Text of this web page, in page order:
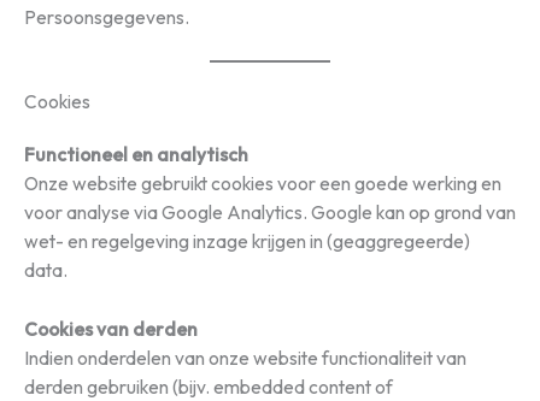
Persoonsgegevens.
Cookies
Functioneel en analytisch
Onze website gebruikt cookies voor een goede werking en
voor analyse via Google Analytics. Google kan op grond van
wet- en regelgeving inzage krijgen in (geaggregeerde)
data.
Cookies van derden
Indien onderdelen van onze website functionaliteit van
derden gebruiken (bijv. embedded content of